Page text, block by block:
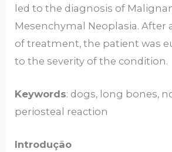
led to the diagnosis of
Mesenchymal Neoplasia. After
of treatment, the patient was
to the severity of the condition.
Keywords: dogs, long bones,
periosteal reaction
Introdução